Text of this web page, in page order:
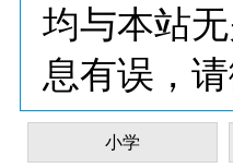
均与本站
息有误，
小学